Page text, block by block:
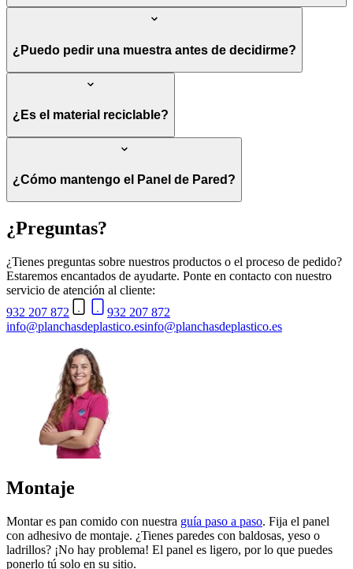
¿Puedo pedir una muestra antes de decidirme?
¿Es el material reciclable?
¿Cómo mantengo el Panel de Pared?
¿Preguntas?
¿Tienes preguntas sobre nuestros productos o el proceso de pedido?
Estaremos encantados de ayudarte. Ponte en contacto con nuestro
servicio de atención al cliente:
932 207 872
932 207 872
info@planchasdeplastico.esinfo@planchasdeplastico.es
Montaje
Montar es pan comido con nuestra guía paso a paso. Fija el panel
con adhesivo de montaje. ¿Tienes paredes con baldosas, yeso o
ladrillos? ¡No hay problema! El panel es ligero, por lo que puedes
ponerlo tú solo en su sitio.